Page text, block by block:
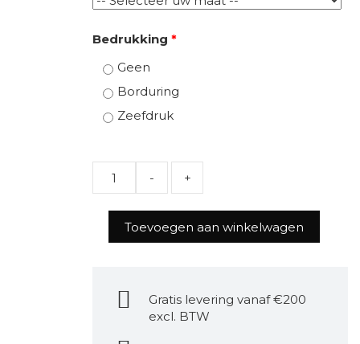
Bedrukking *
Geen
Borduring
Zeefdruk
Toevoegen aan winkelwagen
Gratis levering vanaf €200
excl. BTW